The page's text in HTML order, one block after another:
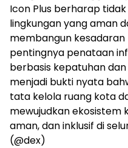
Icon Plus berharap
lingkungan yang aman
membangun
pentingnya penataan
berbasis kepatuhan
menjadi bukti nyata
tata kelola ruang kota
mewujudkan ekosistem
aman, dan inklusif di
(@dex)